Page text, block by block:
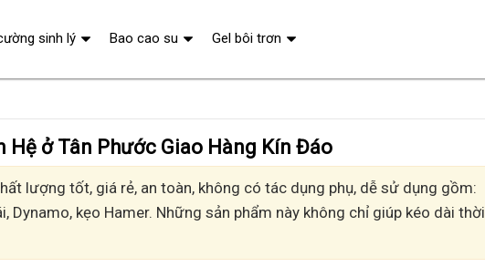
Hệ ở Tân Phước Giao Hàng Kín Đáo
lượng tốt, giá rẻ, an toàn, không có tác dụng phụ, dễ sử dụng gồm:
Dynamo, kẹo Hamer. Những sản phẩm này không chỉ giúp kéo dài thời
sinh lý Bao cao su Gel bôi trơn